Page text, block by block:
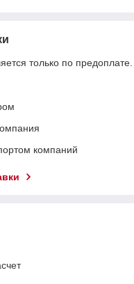
только по предоплате.
компаний